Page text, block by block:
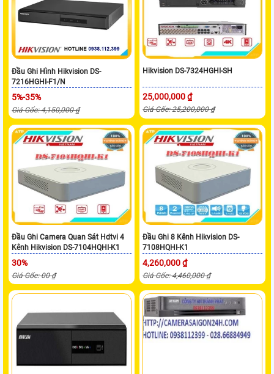
Đầu Ghi Hình Hikvision DS-
7216HGHI-F1/N
5%-35%
Giá Gốc: 4,150,000 ₫
Hikvision DS-7324HGHI-SH
25,000,000 ₫
Giá Gốc: 25,200,000 ₫
Đầu Ghi Camera Quan Sát Hdtvi 4
Kênh Hikvision DS-7104HQHI-K1
30%
Giá Gốc: 00 ₫
Đầu Ghi 8 Kênh Hikvision DS-
7108HQHI-K1
4,260,000 ₫
Giá Gốc: 4,460,000 ₫